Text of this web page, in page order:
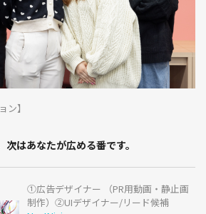
ン】
はあなたが広める番です。
①広告デザイナー （PR用動画・静止画
制作）②UIデザイナー/リード候補